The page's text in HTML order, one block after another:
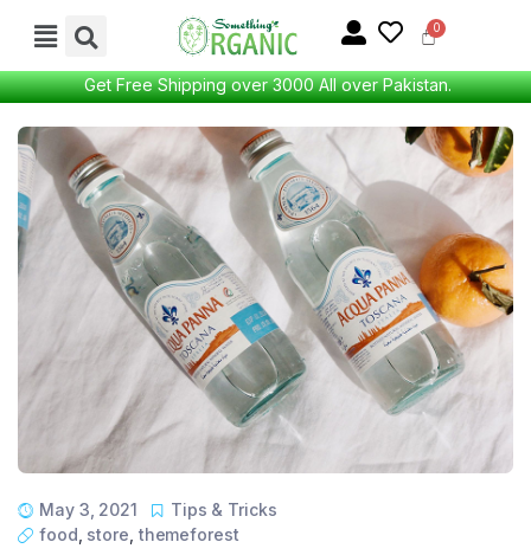
Get Free Shipping over 3000 All over Pakistan.
May 3, 2021
Tips & Tricks
food store themeforest